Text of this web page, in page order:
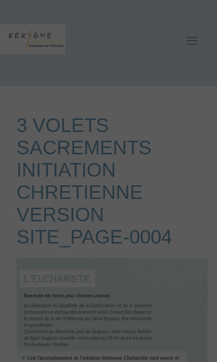
3 VOLETS
SACREMENTS
INITIATION
CHRETIENNE
VERSION
SITE_PAGE-0004